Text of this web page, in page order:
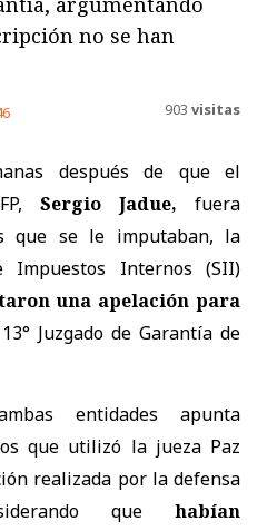
no se han
903 visitas
después de que el
Sergio Jadue, fuera
que se le imputaban, la
Internos (SII)
una apelación para
Juzgado de Garantía de
entidades apunta
que utilizó la jueza Paz
realizada por la defensa
que habían